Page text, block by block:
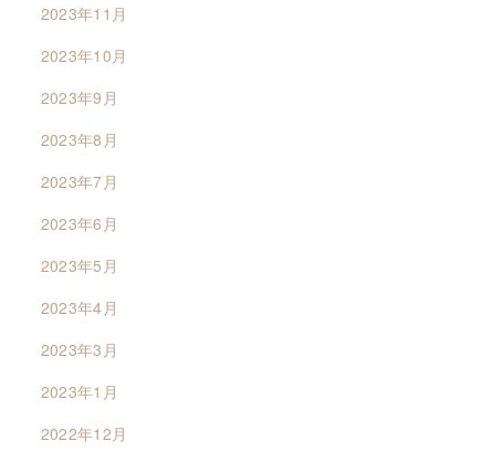
2023年11月
2023年10月
2023年9月
2023年8月
2023年7月
2023年6月
2023年5月
2023年4月
2023年3月
2023年1月
2022年12月